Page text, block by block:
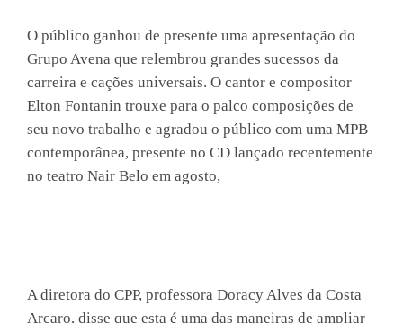
O público ganhou de presente uma apresentação do
Grupo Avena que relembrou grandes sucessos da
carreira e cações universais. O cantor e compositor
Elton Fontanin trouxe para o palco composições de
seu novo trabalho e agradou o público com uma MPB
contemporânea, presente no CD lançado recentemente
no teatro Nair Belo em agosto,
A diretora do CPP, professora Doracy Alves da Costa
Arcaro, disse que esta é uma das maneiras de ampliar